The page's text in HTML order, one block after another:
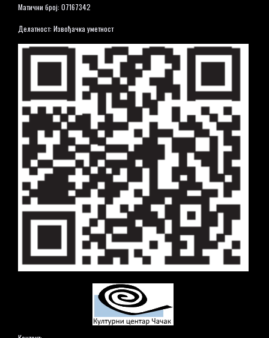
Матични број: 07167342
Делатност: Извођачка уметност